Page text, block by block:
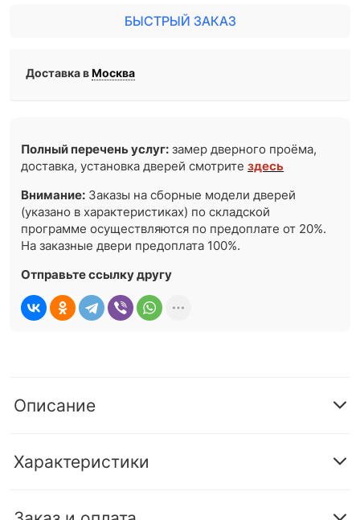
БЫСТРЫЙ ЗАКАЗ
Доставка вМосква
Полный перечень услуг: замер дверного проёма,
доставка, установка дверей смотритездесь
Внимание: Заказы на сборные модели дверей
(указано в характеристиках) по складской
программе осуществляются по предоплате от 20%.
На заказные двери предоплата 100%.
Отправьте ссылку другу
Описание
Характеристики